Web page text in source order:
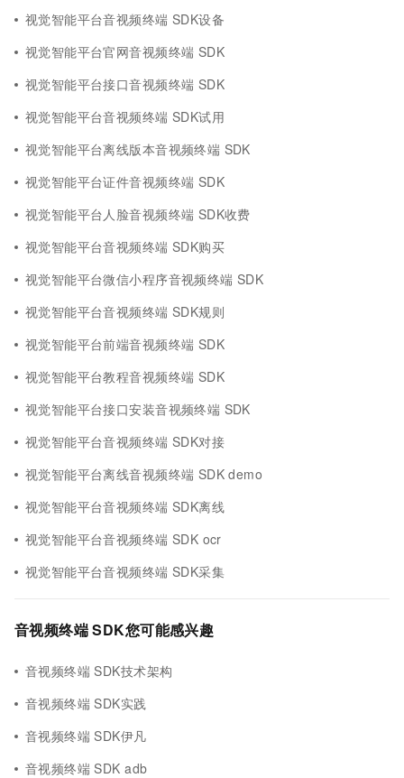
视觉智能平台音视频终端 SDK设备
视觉智能平台官网音视频终端 SDK
视觉智能平台接口音视频终端 SDK
视觉智能平台音视频终端 SDK试用
视觉智能平台离线版本音视频终端 SDK
视觉智能平台证件音视频终端 SDK
视觉智能平台人脸音视频终端 SDK收费
视觉智能平台音视频终端 SDK购买
视觉智能平台微信小程序音视频终端 SDK
视觉智能平台音视频终端 SDK规则
视觉智能平台前端音视频终端 SDK
视觉智能平台教程音视频终端 SDK
视觉智能平台接口安装音视频终端 SDK
视觉智能平台音视频终端 SDK对接
视觉智能平台离线音视频终端 SDK demo
视觉智能平台音视频终端 SDK离线
视觉智能平台音视频终端 SDK ocr
视觉智能平台音视频终端 SDK采集
音视频终端 SDK您可能感兴趣
音视频终端 SDK技术架构
音视频终端 SDK实践
音视频终端 SDK伊凡
音视频终端 SDK adb